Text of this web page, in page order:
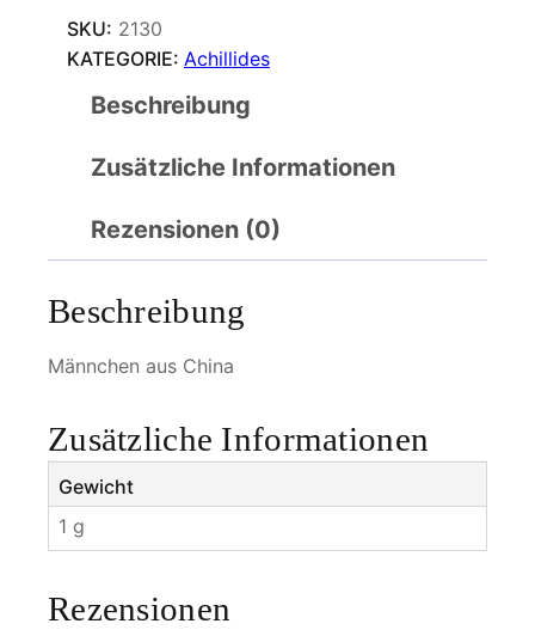
SKU: 2130
KATEGORIE: Achillides
Beschreibung
Zusätzliche Informationen
Rezensionen (0)
Beschreibung
Männchen aus China
Zusätzliche Informationen
Gewicht
1 g
Rezensionen